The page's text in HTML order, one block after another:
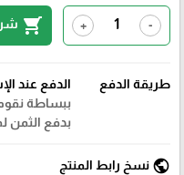
-
+
shopping_cart
طريقة الدفع
الدفع عند
ببساطة نقوم
بدفع الثمن
public نسخ رابط المنتج